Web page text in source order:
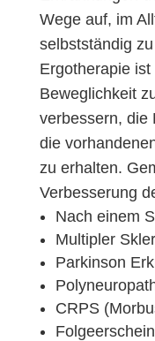
Wege auf, im
selbstständig
Ergotherapie
Beweglichkeit
verbessern, die
die
zu erhalten.
Verbesserung
Nach einem
Multipler
Parkinson
CRPS